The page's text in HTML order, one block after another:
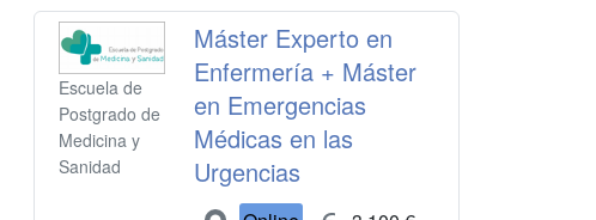
Escuela de
Postgrado de
Medicina y
Sanidad
Máster Experto en
Enfermería + Máster
en Emergencias
Médicas en las
Urgencias